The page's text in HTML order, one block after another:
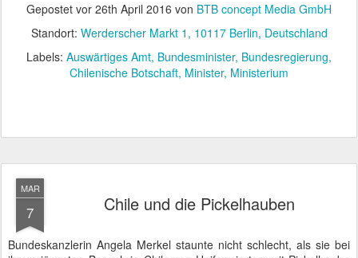
Gepostet vor 26th April 2016 von BTB concept Media GmbH
Standort: Werderscher Markt 1, 10117 Berlin, Deutschland
Labels: Auswärtiges Amt Bundesminister Bundesregierung
Chilenische Botschaft Minister Ministerium
MAR
7 Chile und die Pickelhauben
Bundeskanzlerin Angela Merkel staunte nicht schlecht, als sie bei